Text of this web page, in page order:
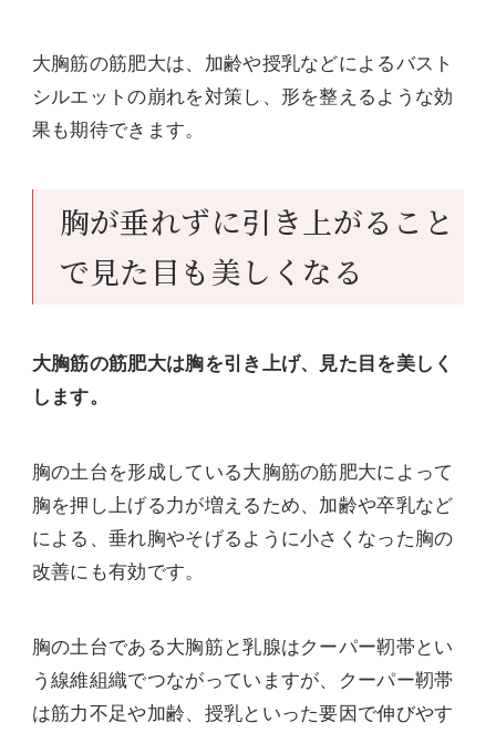
大胸筋の筋肥大は、加齢や授乳などによるバスト
シルエットの崩れを対策し、形を整えるような効
果も期待できます。
胸が垂れずに引き上がること
で見た目も美しくなる
大胸筋の筋肥大は胸を引き上げ、見た目を美しく
します。
胸の土台を形成している大胸筋の筋肥大によって
胸を押し上げる力が増えるため、加齢や卒乳など
による、垂れ胸やそげるように小さくなった胸の
改善にも有効です。
胸の土台である大胸筋と乳腺はクーパー靭帯とい
う線維組織でつながっていますが、クーパー靭帯
は筋力不足や加齢、授乳といった要因で伸びやす